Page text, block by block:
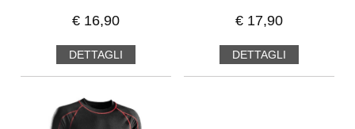
€ 16,90
DETTAGLI
€ 17,90
DETTAGLI